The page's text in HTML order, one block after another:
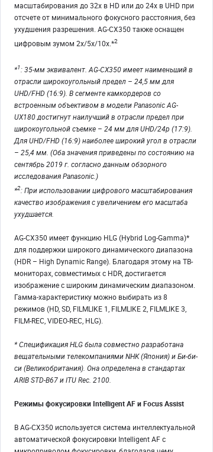
масштабирования до 32x в HD или до 24x в UHD при
отсчете от минимального фокусного расстояния, без
ухудшения разрешения. AG-CX350 также оснащен
цифровым зумом 2x/5x/10x.*2
*1: 35-мм эквивалент. AG-CX350 имеет наименьший в
отрасли широкоугольный предел – 24,5 мм для
UHD/FHD (16:9). В сегменте камкордеров со
встроенным объективом в модели Panasonic AG-
UX180 достигнут наилучший в отрасли предел при
широкоугольной съемке – 24 мм для UHD/24p (17:9).
Для UHD/FHD (16:9) наиболее широкий угол в отрасли
– 25,4 мм. (Оба значения приведены по состоянию на
сентябрь 2019 г. согласно данным обзорного
исследования Panasonic.)
*2: При использовании цифрового масштабирования
качество изображения с увеличением его масштаба
ухудшается.
AG-CX350 имеет функцию HLG (Hybrid Log-Gamma)*
для поддержки широкого динамического диапазона
(HDR – High Dynamic Range). Благодаря этому на ТВ-
мониторах, совместимых с HDR, достигается
изображение с широким динамическим диапазоном.
Гамма-характеристику можно выбирать из 8
режимов (HD, SD, FILMLIKE 1, FILMLIKE 2, FILMLIKE 3,
FILM-REC, VIDEO-REC, HLG).
* Спецификация HLG была совместно разработана
вещательными телекомпаниями NHK (Япония) и Би-би-
си (Великобритания). Она определена в стандартах
ARIB STD-B67 и ITU Rec. 2100.
Режимы фокусировки Intelligent AF и Focus Assist
В AG-CX350 используется система интеллектуальной
автоматической фокусировки Intelligent AF с